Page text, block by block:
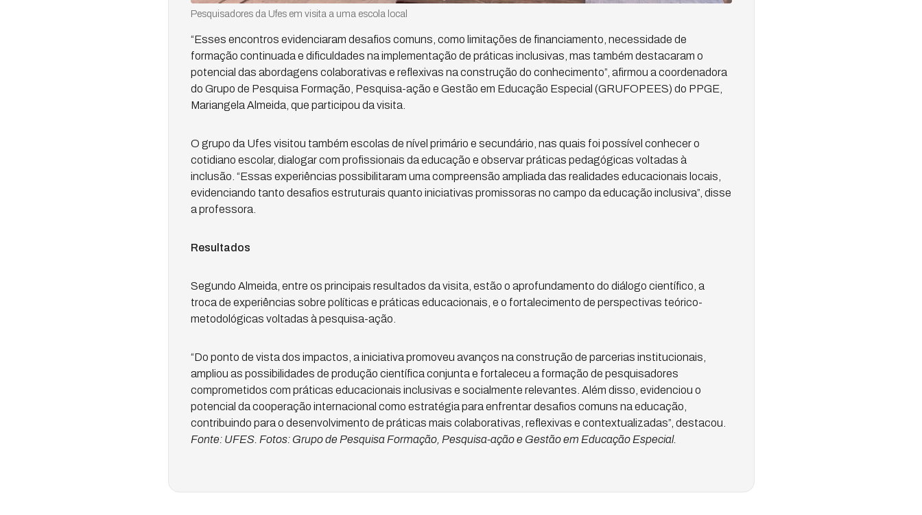
Pesquisadores da Ufes em visita a uma escola local
“Esses encontros evidenciaram desafios comuns, como limitações de financiamento, necessidade de
formação continuada e dificuldades na implementação de práticas inclusivas, mas também destacaram o
potencial das abordagens colaborativas e reflexivas na construção do conhecimento”, afirmou a coordenadora
do Grupo de Pesquisa Formação, Pesquisa-ação e Gestão em Educação Especial (GRUFOPEES) do PPGE,
Mariangela Almeida, que participou da visita.
O grupo da Ufes visitou também escolas de nível primário e secundário, nas quais foi possível conhecer o
cotidiano escolar, dialogar com profissionais da educação e observar práticas pedagógicas voltadas à
inclusão. “Essas experiências possibilitaram uma compreensão ampliada das realidades educacionais locais,
evidenciando tanto desafios estruturais quanto iniciativas promissoras no campo da educação inclusiva”, disse
a professora.
Resultados
Segundo Almeida, entre os principais resultados da visita, estão o aprofundamento do diálogo científico, a
troca de experiências sobre políticas e práticas educacionais, e o fortalecimento de perspectivas teórico-
metodológicas voltadas à pesquisa-ação.
“Do ponto de vista dos impactos, a iniciativa promoveu avanços na construção de parcerias institucionais,
ampliou as possibilidades de produção científica conjunta e fortaleceu a formação de pesquisadores
comprometidos com práticas educacionais inclusivas e socialmente relevantes. Além disso, evidenciou o
potencial da cooperação internacional como estratégia para enfrentar desafios comuns na educação,
contribuindo para o desenvolvimento de práticas mais colaborativas, reflexivas e contextualizadas”, destacou.
Fonte: UFES. Fotos: Grupo de Pesquisa Formação, Pesquisa-ação e Gestão em Educação Especial.